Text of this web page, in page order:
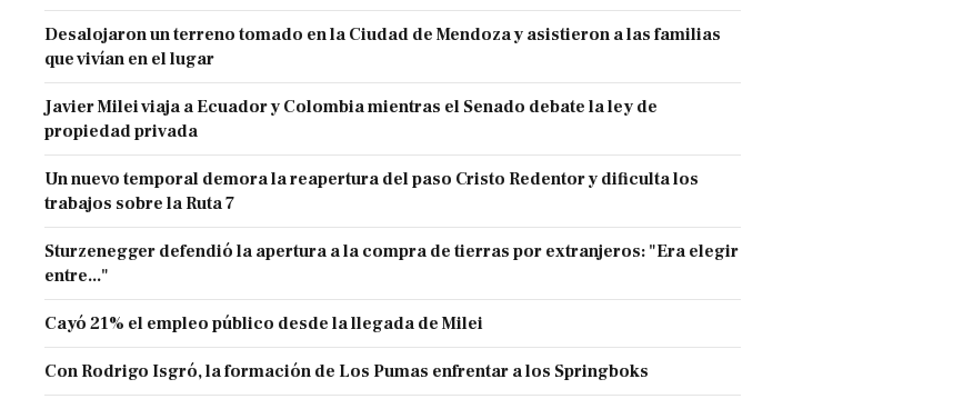
Desalojaron un terreno tomado en la Ciudad de Mendoza y asistieron a las familias
que vivían en el lugar
Javier Milei viaja a Ecuador y Colombia mientras el Senado debate la ley de
propiedad privada
Un nuevo temporal demora la reapertura del paso Cristo Redentor y dificulta los
trabajos sobre la Ruta 7
Sturzenegger defendió la apertura a la compra de tierras por extranjeros: "Era elegir
entre..."
Cayó 21% el empleo público desde la llegada de Milei
Con Rodrigo Isgró, la formación de Los Pumas enfrentar a los Springboks